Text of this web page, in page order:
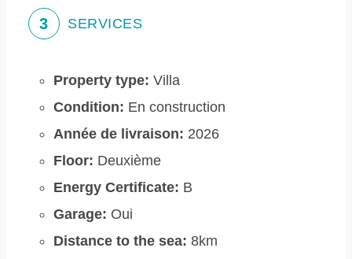
3 SERVICES
Property type: Villa
Condition: En construction
Année de livraison: 2026
Floor: Deuxième
Energy Certificate: B
Garage: Oui
Distance to the sea: 8km